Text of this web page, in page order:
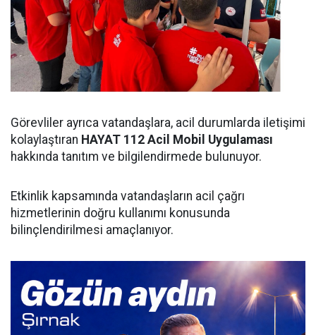
Görevliler ayrıca vatandaşlara, acil durumlarda iletişimi
kolaylaştıran HAYAT 112 Acil Mobil Uygulaması
hakkında tanıtım ve bilgilendirmede bulunuyor.
Etkinlik kapsamında vatandaşların acil çağrı
hizmetlerinin doğru kullanımı konusunda
bilinçlendirilmesi amaçlanıyor.